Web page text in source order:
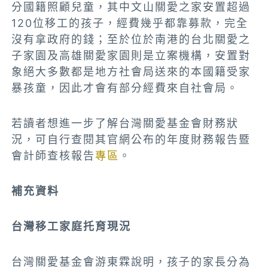
分國籍照顧兒童，其中文山關愛之家安置超過
120位移工的孩子，經費幾乎都靠募款，完全
沒有拿政府的錢；至於位於南港的台北關愛之
子家園及高雄關愛家園則是立案機構，安置對
象絕大多數都是地方社會局送來的本國籍受家
暴孩童，因此才會有部分經費來自社會局。
若讀者想進一步了解台灣關愛基金會財務狀
況，可自行查閱其官網公布的年度財務報告暨
會計師查核報告專區 。
補充資料
台灣移工家庭托育現況
台灣關愛基金會游東霖說明，孩子的家長分為